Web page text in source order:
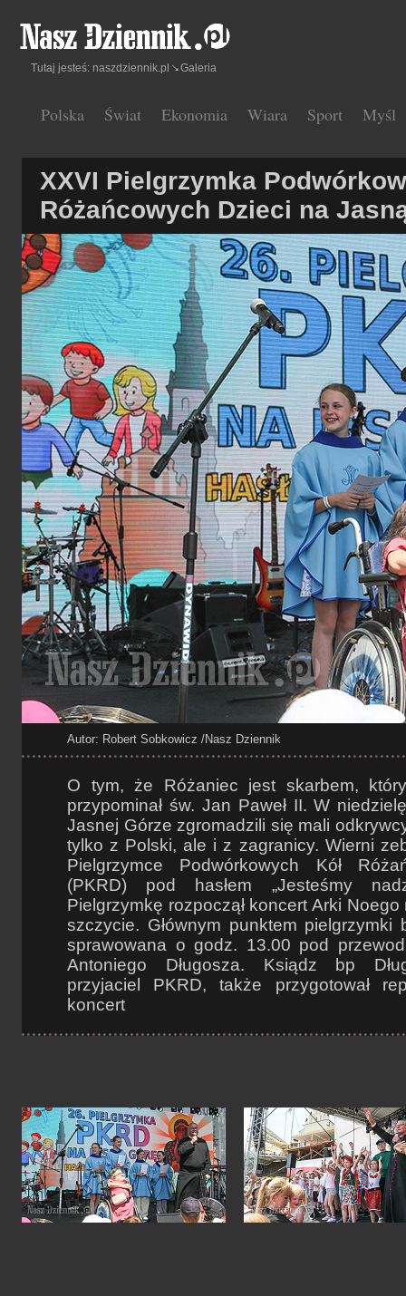
Polska Świat Ekonomia Wiara Sport Myśl
Tutaj jesteś: naszdziennik.pl Galeria
XXVI Pielgrzymka
Różańcowych Dzieci na
Autor: Robert Sobkowicz /Nasz Dziennik
O tym, że Różaniec jest skarbem,
przypominał św. Jan Paweł II. W
Jasnej Górze zgromadzili się mali
tylko z Polski, ale i z zagranicy. Wierni
Pielgrzymce Podwórkowych Kół
(PKRD) pod hasłem „Jesteśmy
Pielgrzymkę rozpoczął koncert Arki
szczycie. Głównym punktem pielgrzymki
sprawowana o godz. 13.00 pod
Antoniego Długosza. Ksiądz bp
przyjaciel PKRD, także przygotował
koncert